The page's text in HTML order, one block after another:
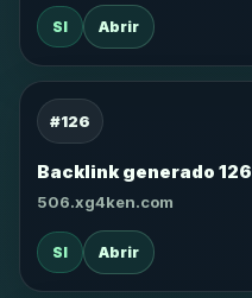
SI Abrir
#126
Backlink generado 126
506.xg4ken.com
SI Abrir